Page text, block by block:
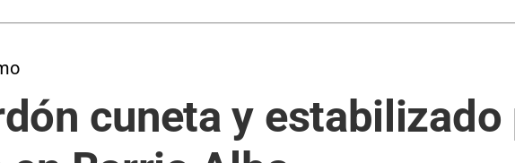
cuneta y estabilizado